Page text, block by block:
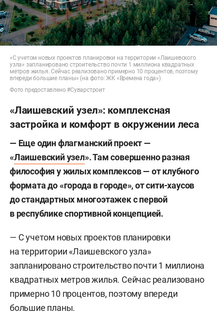
«С учетом новых проектов планировки на территории «Лаишевского
узла» запланировано строительство почти 1 миллиона квадратных
метров жилья. Сейчас реализовано примерно 10 процентов, поэтому
впереди большие планы» (на фото: ЖК «Времена года»)
Фото предоставлено #Суварстроит
«Лаишевский узел»: комплексная
застройка и комфорт в окружении леса
— Еще один флагманский проект —
«Лаишевский узел». Там совершенно разная
философия у жилых комплексов — от клубного
формата до «города в городе», от сити-хаусов
до стандартных многоэтажек с первой
в республике спортивной концепцией.
— С учетом новых проектов планировки
на территории «Лаишевского узла»
запланировано строительство почти 1 миллиона
квадратных метров жилья. Сейчас реализовано
примерно 10 процентов, поэтому впереди
большие планы.